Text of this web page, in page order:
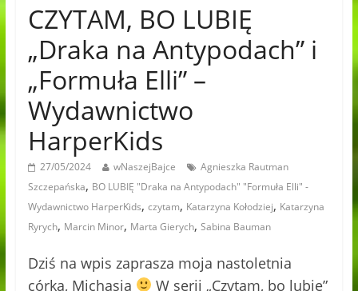
CZYTAM, BO LUBIĘ
„Draka na Antypodach” i
„Formuła Elli” –
Wydawnictwo
HarperKids
27/05/2024 wNaszejBajce
Agnieszka Rautman
Szczepańska, BO LUBIĘ "Draka na Antypodach" "Formuła Elli" -
Wydawnictwo HarperKids, czytam, Katarzyna Kołodziej, Katarzyna
Ryrych, Marcin Minor, Marta Gierych, Sabina Bauman
Dziś na wpis zaprasza moja nastoletnia
córka, Michasia
W serii „Czytam, bo lubię”